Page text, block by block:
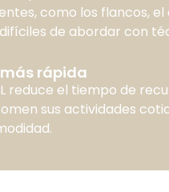
como los flancos,
de abordar con
rápida
reduce el tiempo de
sus actividades